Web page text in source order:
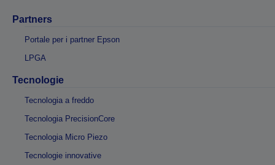
Partners
Portale per i partner Epson
LPGA
Tecnologie
Tecnologia a freddo
Tecnologia PrecisionCore
Tecnologia Micro Piezo
Tecnologie innovative